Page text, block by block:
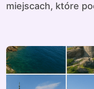
miejscach, które